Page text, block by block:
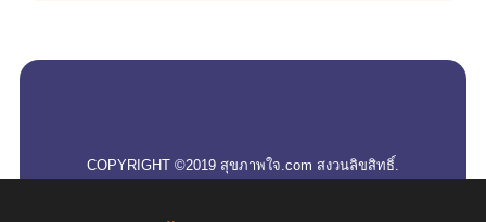
COPYRIGHT ©2019 สุขภาพใจ.com สงวนลิขสิทธิ์.